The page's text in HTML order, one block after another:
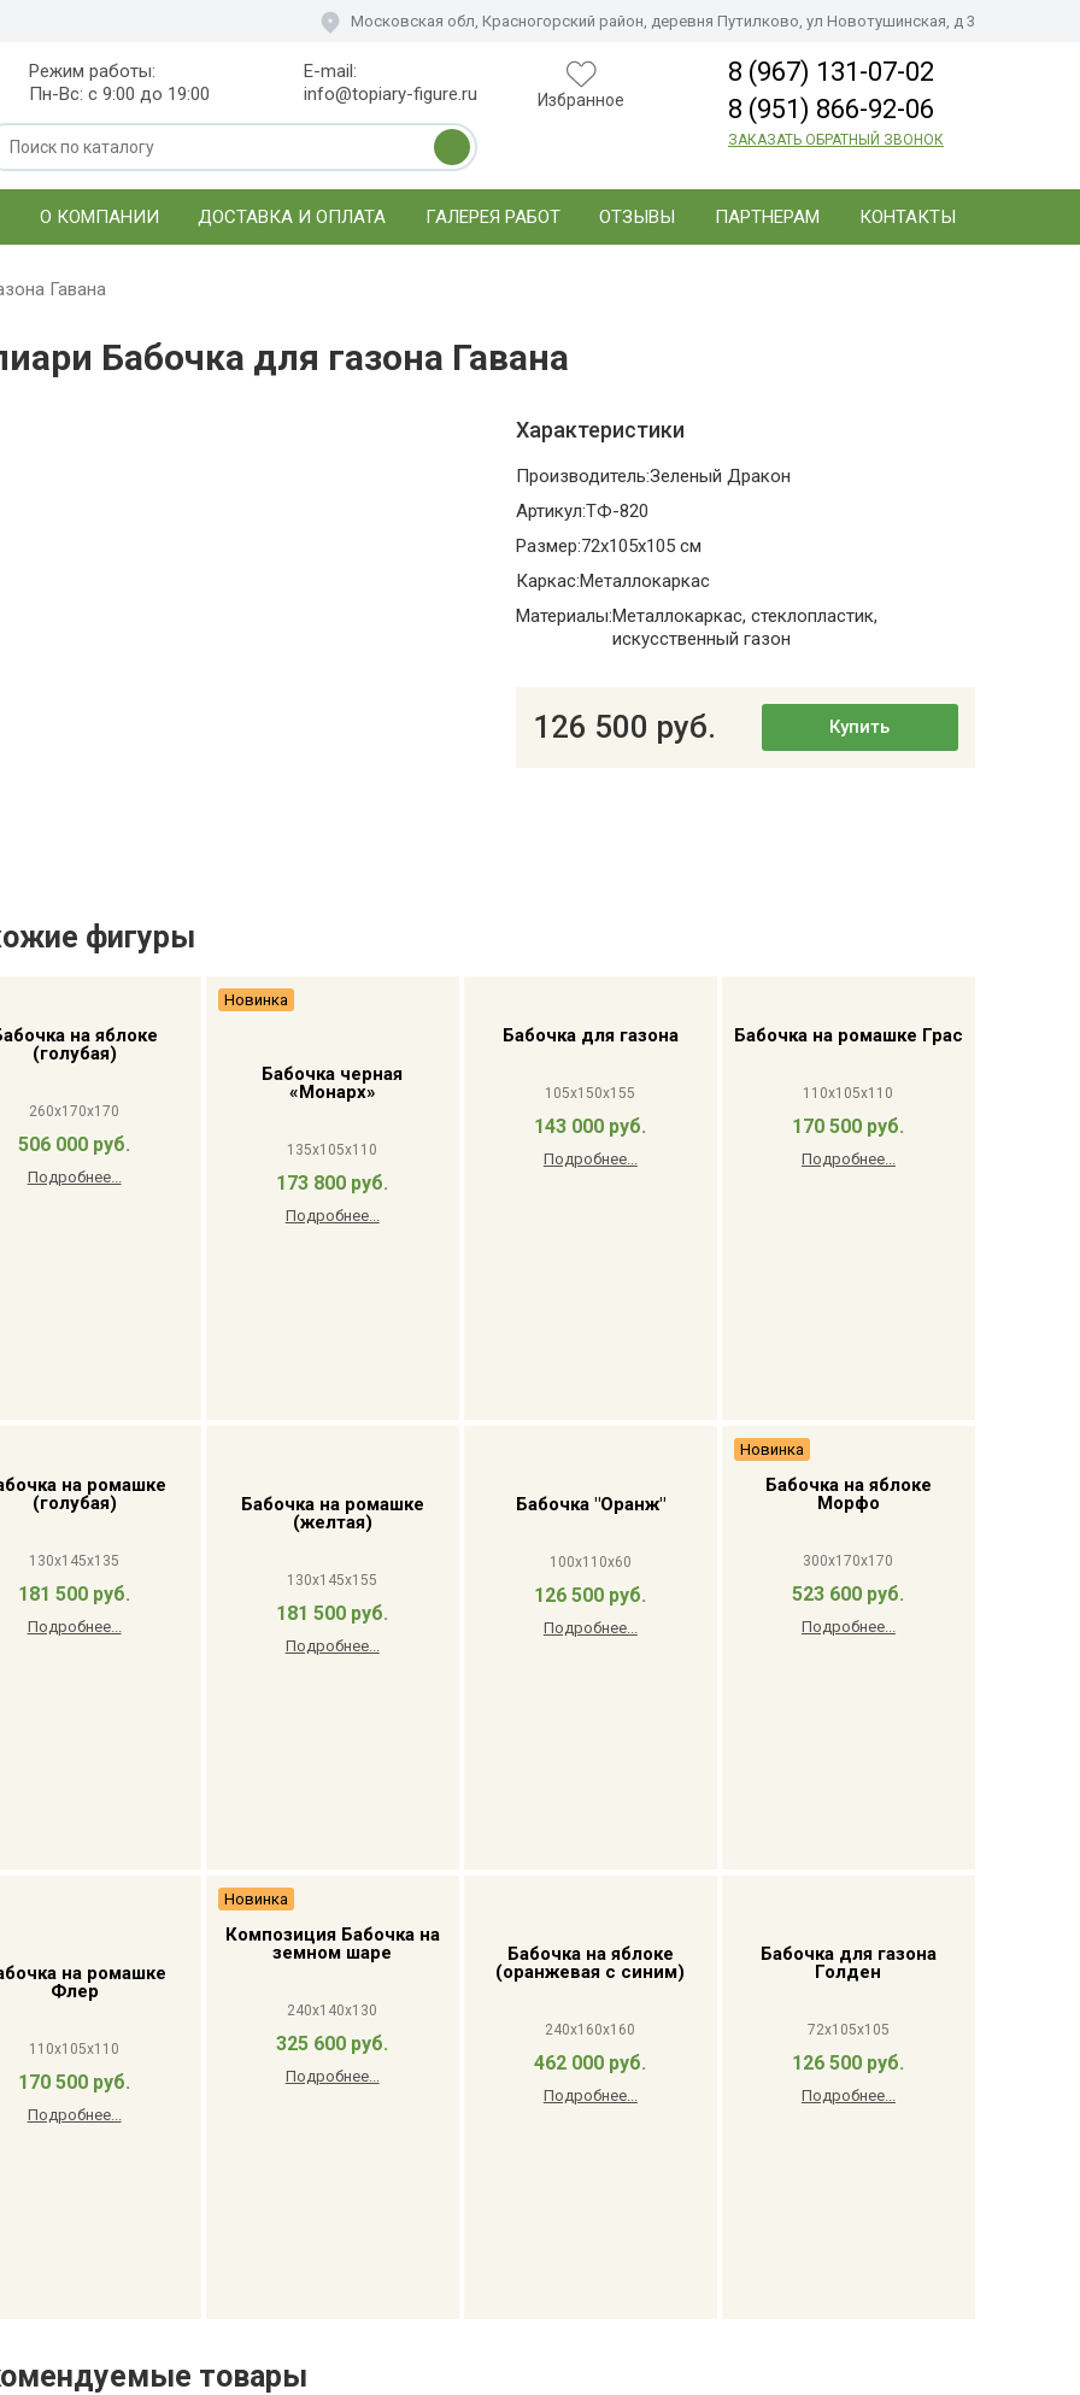
Московская обл, Красногорский район, деревня Путилково, ул Новотушинская, д 3
Режим работы:
Пн-Вс: с 9:00 до 19:00
E-mail:
info@topiary-figure.ru
Избранное
8 (967) 131-07-02
8 (951) 866-92-06
ЗАКАЗАТЬ ОБРАТНЫЙ ЗВОНОК
О КОМПАНИИ ДОСТАВКА И ОПЛАТА ГАЛЕРЕЯ РАБОТ ОТЗЫВЫ ПАРТНЕРАМ КОНТАКТЫ
Гавана
Бабочка для газона Гавана
Характеристики
Производитель:Зеленый Дракон
Артикул:ТФ-820
Размер:72x105x105 см
Каркас:Металлокаркас
Материалы:Металлокаркас, стеклопластик,
искусственный газон
126 500 руб. Купить
фигуры
на яблоке
(голубая)
260x170x170
506 000 руб.
Подробнее...
Новинка
Бабочка черная
«Монарх»
135x105x110
173 800 руб.
Подробнее...
Бабочка для газона
105x150x155
143 000 руб.
Подробнее...
Бабочка на ромашке Грас
110x105x110
170 500 руб.
Подробнее...
на ромашке
(голубая)
130x145x135
181 500 руб.
Подробнее...
Бабочка на ромашке
(желтая)
130x145x155
181 500 руб.
Подробнее...
Бабочка "Оранж"
100x110x60
126 500 руб.
Подробнее...
Новинка
Бабочка на яблоке
Морфо
300x170x170
523 600 руб.
Подробнее...
на ромашке
Флер
110x105x110
170 500 руб.
Подробнее...
Новинка
Композиция Бабочка на
земном шаре
240x140x130
325 600 руб.
Подробнее...
Бабочка на яблоке
(оранжевая с синим)
240x160x160
462 000 руб.
Подробнее...
Бабочка для газона
Голден
72x105x105
126 500 руб.
Подробнее...
товары